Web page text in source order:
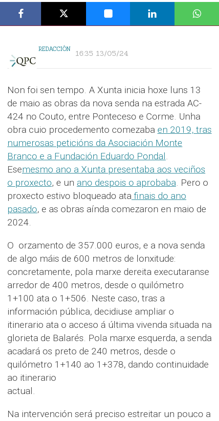
REDACCIÓN 16:35 13/05/24
Non foi sen tempo. A Xunta inicia hoxe luns 13
de maio as obras da nova senda na estrada AC-
424 no Couto, entre Ponteceso e Corme. Unha
obra cuio procedemento comezaba en 2019, tras
numerosas peticións da Asociación Monte
Branco e a Fundación Eduardo Pondal.
Esemesmo ano a Xunta presentaba aos veciños
o proxecto, e un ano despois o aprobaba. Pero o
proxecto estivo bloqueado ata finais do ano
pasado, e as obras aínda comezaron en maio de
2024.
O orzamento de 357.000 euros, e a nova senda
de algo máis de 600 metros de lonxitude:
concretamente, pola marxe dereita executaranse
arredor de 400 metros, desde o quilómetro
1+100 ata o 1+506. Neste caso, tras a
información pública, decidiuse ampliar o
itinerario ata o acceso á última vivenda situada na
glorieta de Balarés. Pola marxe esquerda, a senda
acadará os preto de 240 metros, desde o
quilómetro 1+140 ao 1+378, dando continuidade
ao itinerario
actual.
Na intervención será preciso estreitar un pouco a